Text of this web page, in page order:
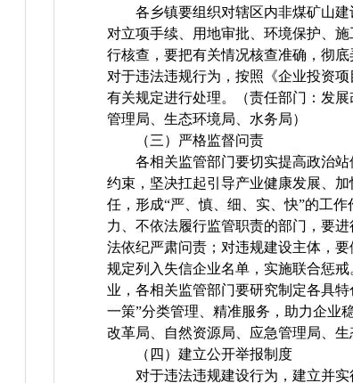
各乡镇要组织对辖区内非煤矿山
对立项手续、用地审批、环境保护、
行核查，要把有关情况核查准确，彻底
对于违法违规行为，按照《企业投资
有关规定进行处理。（责任部门：发
管理局、生态环境局、水务局）
（三）严格监督问责
各相关监管部门要切实提高政治
约束，坚决扛起引导产业健康发展、
任，形成“严、慎、细、实、快”的工
力、不依法履行监管职责的部门，要
法依纪严肃问责；对违规建设主体，
规定列入失信企业名单，实施联合惩
业，各相关监管部门要研究制定各具
一策”分类管理、精准服务，助力企业
改革局、自然资源局、应急管理局、生
（四）建立公开举报制度
对于违法违规建设行为，建立并